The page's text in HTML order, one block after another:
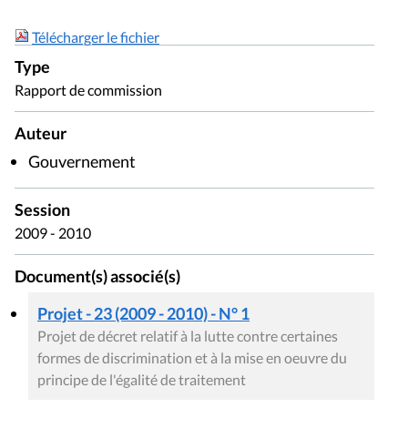
Télécharger le fichier
Type
Rapport de commission
Auteur
Gouvernement
Session
2009 - 2010
Document(s) associé(s)
Projet - 23 (2009 - 2010) - N° 1
Projet de décret relatif à la lutte contre certaines
formes de discrimination et à la mise en oeuvre du
principe de l'égalité de traitement